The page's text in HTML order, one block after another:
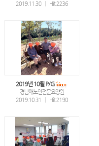
2019.11.30
Hit 2236
2019년 10월 P/G
경남애노인전문요양원
2019.10.31
Hit 2190